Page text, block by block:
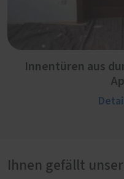
Innentüren aus
Ihnen gefällt